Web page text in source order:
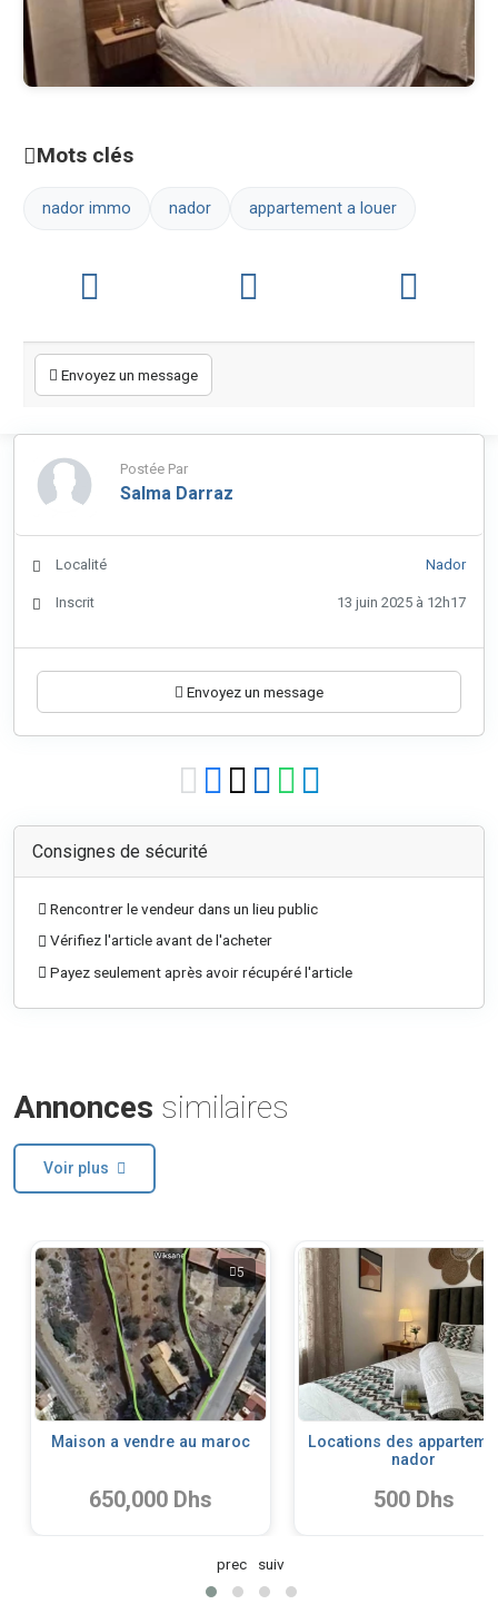
Mots clés
nador immo nador appartement a louer
Envoyez un message
Postée Par
Salma Darraz
Localité Nador
Inscrit 13 juin 2025 à 12h17
Envoyez un message
Consignes de sécurité
Rencontrer le vendeur dans un lieu public
Vérifiez l'article avant de l'acheter
Payez seulement après avoir récupéré l'article
Annonces similaires
Voir plus
5
Maison a vendre au maroc
650,000 Dhs
Locations des
nador
500 Dhs
prec suiv